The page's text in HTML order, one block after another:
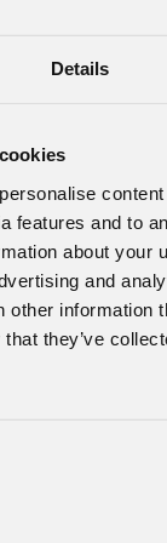
Details
features and to
about your
and
other information
they’ve
commerciali
trattamento dei
ai sensi
al
(Privacy